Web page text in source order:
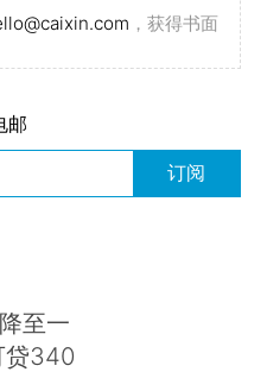
，获得书面
邮
订阅
至一
贷340